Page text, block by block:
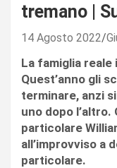
tremano |
14 Agosto 2022
La famiglia reale
Quest’anno gli
terminare, anzi
uno dopo
particolare
all’improvviso a
particolare.